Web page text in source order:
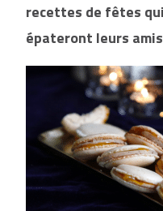
recettes de fêtes
épateront leurs